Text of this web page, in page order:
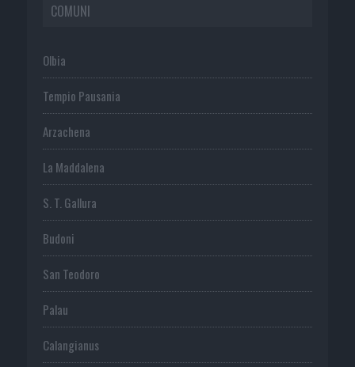
COMUNI
Olbia
Tempio Pausania
Arzachena
La Maddalena
S. T. Gallura
Budoni
San Teodoro
Palau
Calangianus